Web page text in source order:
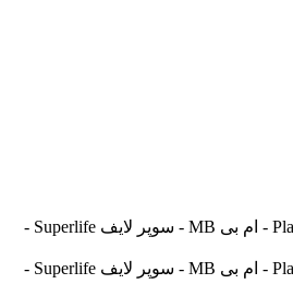
آسیالنت Asilent - جهانلنت Jahanlent - ایرانلنت Iranlent - پارس Pars - برنتا Brenta - آریتما Aritma - آفورتیس Afortis - فریکسا Frixa - اسپارتکس Spartex - پلااستکس Plastex - ام بی MB - سوپر لایف Superlife -
آسیالنت Asilent - جهانلنت Jahanlent - ایرانلنت Iranlent - پارس Pars - برنتا Brenta - آریتما Aritma - آفورتیس Afortis - فریکسا Frixa - اسپارتکس Spartex - پلااستکس Plastex - ام بی MB - سوپر لایف Superlife -